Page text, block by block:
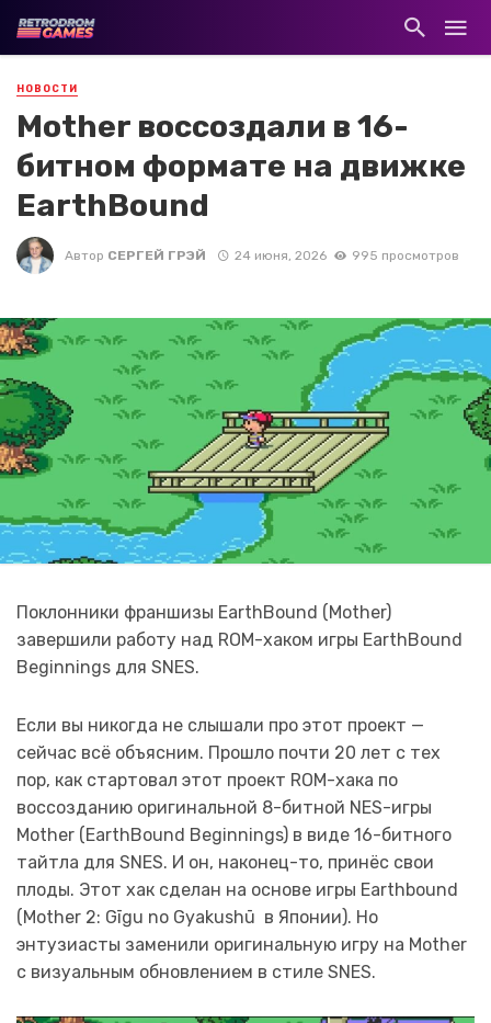
НОВОСТИ
Mother воссоздали в 16-
битном формате на движке
EarthBound
Автор СЕРГЕЙ ГРЭЙ 24 июня, 2026 995 просмотров
Поклонники франшизы EarthBound (Mother)
завершили работу над ROM-хаком игры EarthBound
Beginnings для SNES.
Если вы никогда не слышали про этот проект —
сейчас всё объясним. Прошло почти 20 лет с тех
пор, как стартовал этот проект ROM-хака по
воссозданию оригинальной 8-битной NES-игры
Mother (EarthBound Beginnings) в виде 16-битного
тайтла для SNES. И он, наконец-то, принёс свои
плоды. Этот хак сделан на основе игры Earthbound
(Mother 2: Gīgu no Gyakushū в Японии). Но
энтузиасты заменили оригинальную игру на Mother
с визуальным обновлением в стиле SNES.